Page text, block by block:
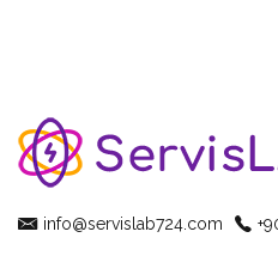
info@servislab724.com